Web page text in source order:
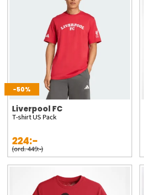
-50%
Liverpool FC
T-shirt US Pack
224:-
(ord. 449:-)